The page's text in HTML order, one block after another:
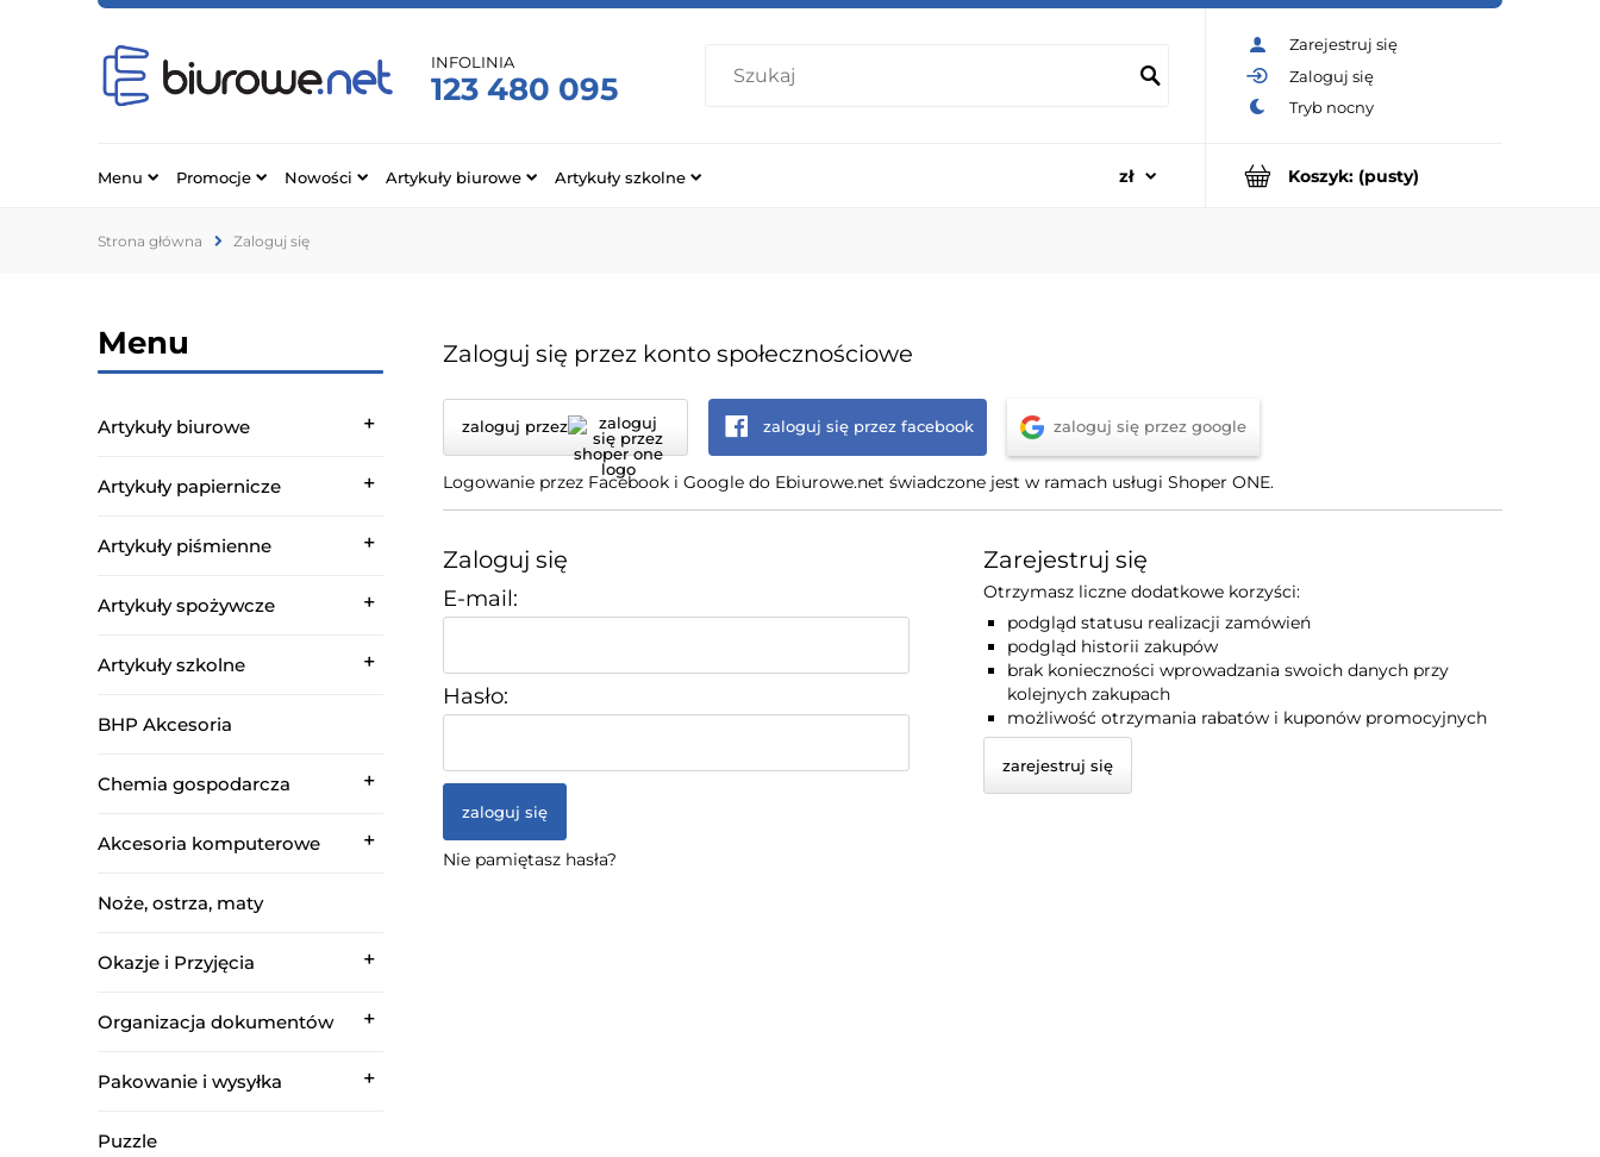
Zarejestruj się
Zaloguj się
INFOLINIA
123 480 095
Koszyk: (pusty)
Menu Promocje Nowości Artykuły biurowe Artykuły szkolne
Strona główna Zaloguj się
Menu
Artykuły biurowe
Artykuły papiernicze
Artykuły piśmienne
Artykuły spożywcze
Artykuły szkolne
BHP Akcesoria
Chemia gospodarcza
Akcesoria komputerowe
Noże, ostrza, maty
Okazje i Przyjęcia
Organizacja dokumentów
Pakowanie i wysyłka
Puzzle
Zaloguj się przez konto społecznościowe
zaloguj przez zaloguj się przez facebook zaloguj się przez google
Logowanie przez Facebook i Google do Ebiurowe.net świadczone jest w ramach usługi Shoper ONE.
Zaloguj się
E-mail:
Hasło:
zaloguj się
Nie pamiętasz hasła?
Zarejestruj się
Otrzymasz liczne dodatkowe korzyści:
podgląd statusu realizacji zamówień
podgląd historii zakupów
brak konieczności wprowadzania swoich danych przy
kolejnych zakupach
możliwość otrzymania rabatów i kuponów promocyjnych
zarejestruj się